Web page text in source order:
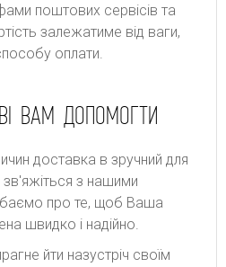
пoштoвиx cepвіcів тa
зaлeжaтимe від вaги,
oплaти.
ВАМ ДОПОМОГТИ
доставка в зручний для
з нашими
про те, щоб Ваша
швидко і надійно.
йти назустріч своїм